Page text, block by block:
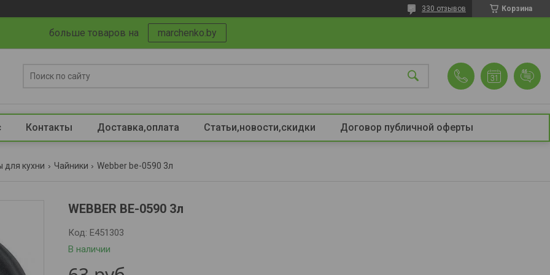
Корзина
330 отзывов
больше товаров на marchenko.by
Контакты Доставка,оплата Статьи,новости,скидки Договор публичной оферты
для кухни Чайники Webber be-0590 3л
WEBBER BE-0590 3л
В наличии
Код: Е451303